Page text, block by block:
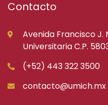
Contacto
Avenida Francisco J.
Universitaria C.P.
(+52) 443 322 3500
contacto@umich.mx